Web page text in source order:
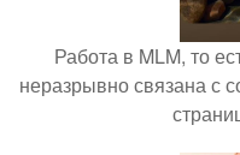
Работа в MLM, то
неразрывно связана с